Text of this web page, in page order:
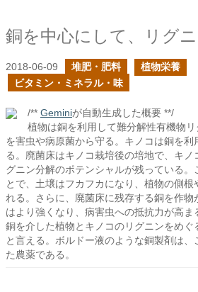
2018-06-09 堆肥・肥料
植物栄養
ビタミン・ミネラル・味
/** Geminiが自動生成した概要 **/
植物は銅を利用して難分解性有機物
を害虫や病原菌から守る。キノコは銅を利
る。廃菌床はキノコ栽培後の培地で、キノ
グニン分解のポテンシャルが残っている。
とで、土壌はフカフカになり、植物の側根
れる。さらに、廃菌床に残存する銅を作物
はより強くなり、病害虫への抵抗力が高ま
銅を介した植物とキノコのリグニンをめぐ
と言える。ボルドー液のような銅製剤は、
た農薬である。